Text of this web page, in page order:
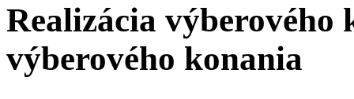
Realizácia
výberového konania